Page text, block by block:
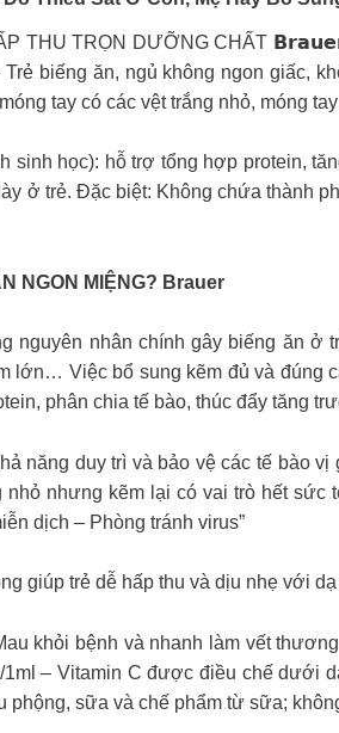
THU TRỌN DƯỠNG CHẤT
biếng ăn, ngủ không ngon giấc,
tay có các vệt trắng nhỏ, móng
sinh học): hỗ trợ tổng hợp protein,
ở trẻ. Đặc biệt: Không chứa thành
NGON MIỆNG? Brauer
nguyên nhân chính gây biếng ăn
lớn… Việc bổ sung kẽm đủ và
phân chia tế bào, thúc đẩy tăng
năng duy trì và bảo vệ các tế bào
nhưng kẽm lại có vai trò hết
dịch – Phòng tránh virus”
giúp trẻ dễ hấp thu và dịu nhẹ với dạ
khỏi bệnh và nhanh làm vết
– Vitamin C được điều chế dưới
sữa và chế phẩm từ sữa;